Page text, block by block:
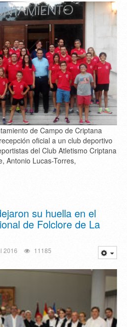
de Campo de Criptana
oficial a un club deportivo
del Club Atletismo Criptana
Antonio Lucas-Torres,
su huella en el
de Folclore de La
2016 11185